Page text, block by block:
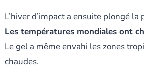
L’hiver d’impact a ensuite plongé
Les températures mondiales ont
Le gel a même envahi les zones
chaudes.